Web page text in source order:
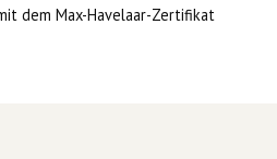
dem Max-Havelaar-Zertifikat